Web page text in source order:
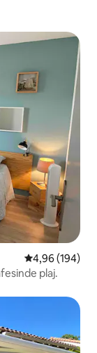
5 üzerinden
4,96 (194)
plaj.